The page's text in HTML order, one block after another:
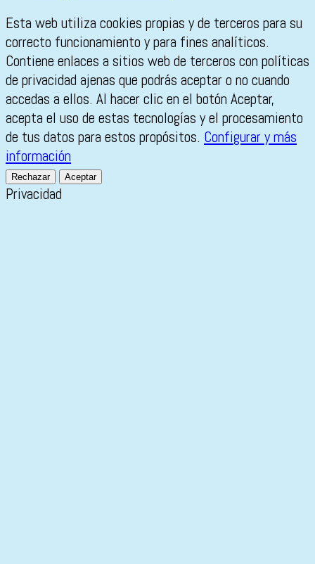
Esta web utiliza cookies propias y de terceros para su
correcto funcionamiento y para fines analíticos.
Contiene enlaces a sitios web de terceros con políticas
de privacidad ajenas que podrás aceptar o no cuando
accedas a ellos. Al hacer clic en el botón Aceptar,
acepta el uso de estas tecnologías y el procesamiento
de tus datos para estos propósitos. Configurar y más
información
Rechazar Aceptar
Privacidad